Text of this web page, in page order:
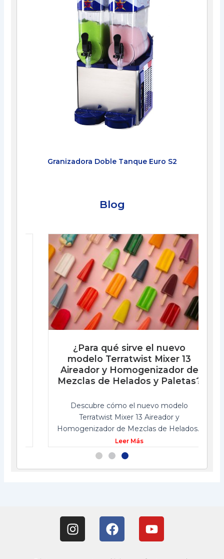
Granizadora Doble Tanque Euro S2
Blog
¿Para qué sirve el nuevo
modelo Terratwist Mixer 13
Aireador y Homogenizador de
Mezclas de Helados y Paletas?
Descubre cómo el nuevo modelo
Terratwist Mixer 13 Aireador y
Homogenizador de Mezclas de Helados...
Leer Más
I
n
F
a
Y
o